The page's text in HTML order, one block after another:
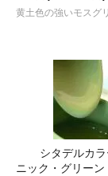
黄土色の強いモスグ
シタデルカ
ニック・グリーン